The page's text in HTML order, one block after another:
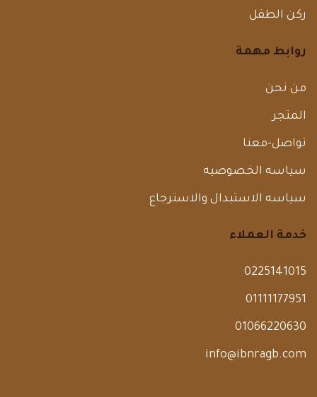
ركن الطفل
روابط مهمة
من نحن
المتجر
تواصل-معنا
سياسه الخصوصيه
سياسه الاستبدال والاسترجاع
خدمة العملاء
0225141015
01111177951
01066220630
info@ibnragb.com